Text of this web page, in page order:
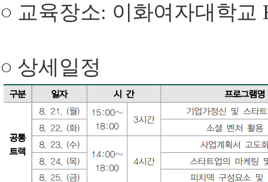
○ 교육장소: 이화여자대학교
○ 상세일정